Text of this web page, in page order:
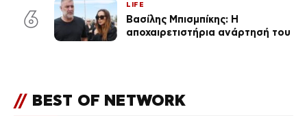
6
LIFE
Βασίλης Μπισμπίκης: Η
αποχαιρετιστήρια ανάρτησή του
// BEST OF NETWORK